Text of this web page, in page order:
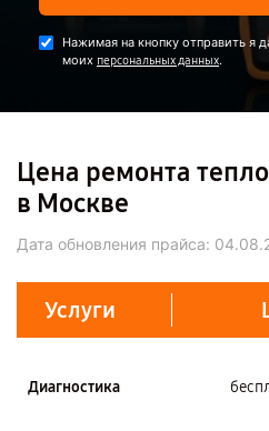
Нажимая на кнопку отправить я
моих персональных данных.
Цена ремонта
в Москве
Дата обновления прайса:
Услуги
Диагностика